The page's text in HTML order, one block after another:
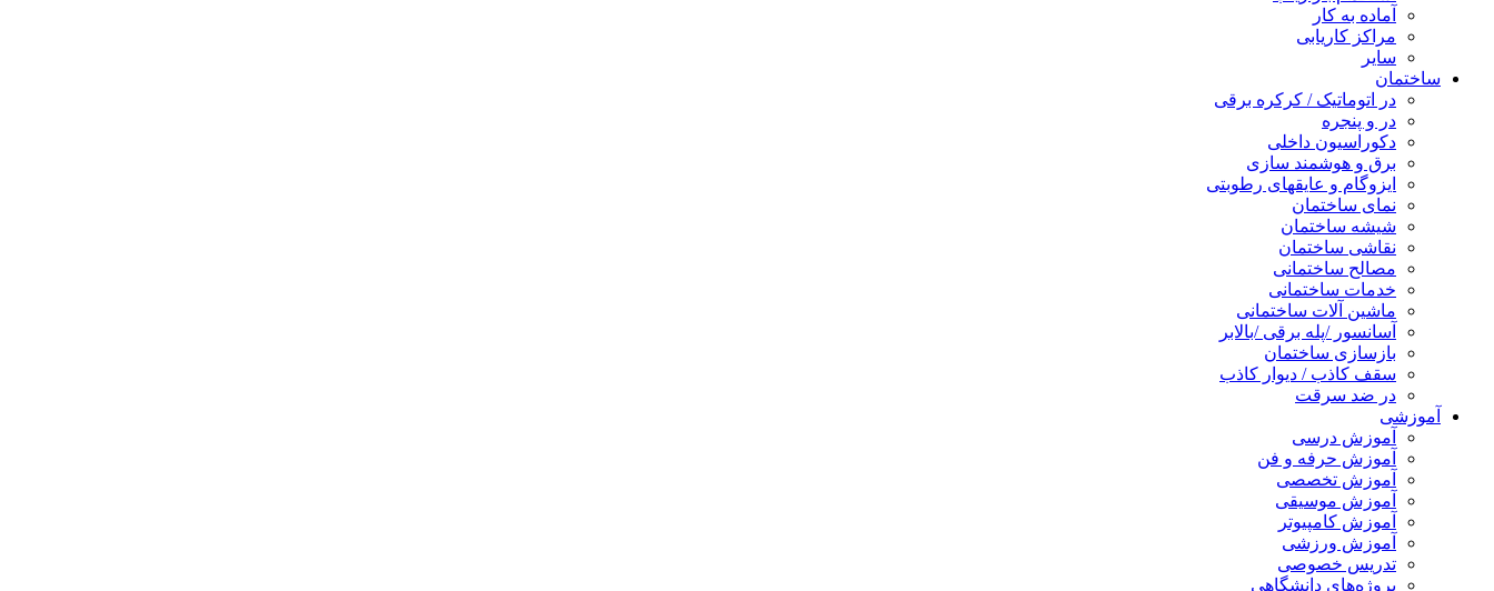
آماده به کار
مراکز کاریابی
سایر
ساختمان
در اتوماتیک / کرکره برقی
در و پنجره
دکوراسیون داخلی
برق و هوشمند سازی
ایزوگام و عایقهای رطوبتی
نمای ساختمان
شیشه ساختمان
نقاشی ساختمان
مصالح ساختمانی
خدمات ساختمانی
ماشین آلات ساختمانی
آسانسور /پله برقی /بالابر
بازسازی ساختمان
سقف کاذب / دیوار کاذب
در ضد سرقت
آموزشی
آموزش درسی
آموزش حرفه و فن
آموزش تخصصی
آموزش موسیقی
آموزش کامپیوتر
آموزش ورزشی
تدریس خصوصی
پروژه‌های دانشگاهی